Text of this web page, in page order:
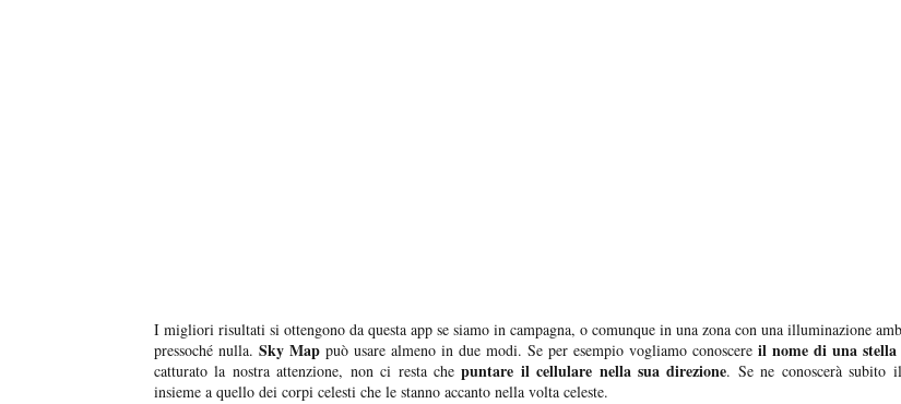
I migliori risultati si ottengono da questa app se siamo in campagna, o comunque in una zona con una illuminazione
pressoché nulla. Sky Map può usare almeno in due modi. Se per esempio vogliamo conoscere il nome di una stella
catturato la nostra attenzione, non ci resta chepuntare il cellulare nella sua direzione. Se ne conoscerà subito
insieme a quello dei corpi celesti che le stanno accanto nella volta celeste.